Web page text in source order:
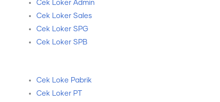
Cek Loker Admin
Cek Loker Sales
Cek Loker SPG
Cek Loker SPB
Cek Loke Pabrik
Cek Loker PT